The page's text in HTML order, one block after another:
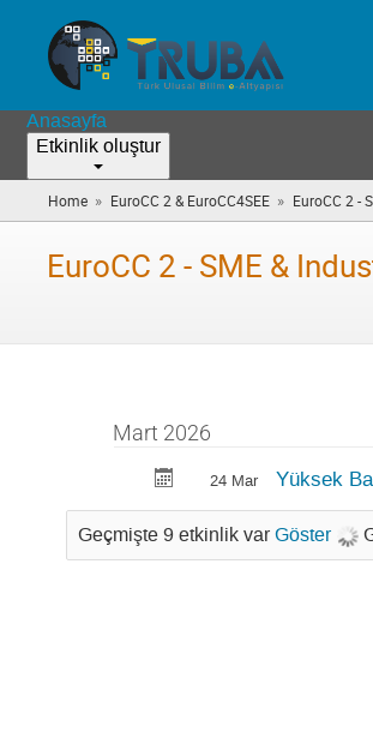
Anasayfa
Etkinlik oluştur
Home » EuroCC 2 & EuroCC4SEE » EuroCC 2 -
EuroCC 2 - SME &
Mart 2026
24 Mar Yüksek
Geçmişte 9 etkinlik varGöster